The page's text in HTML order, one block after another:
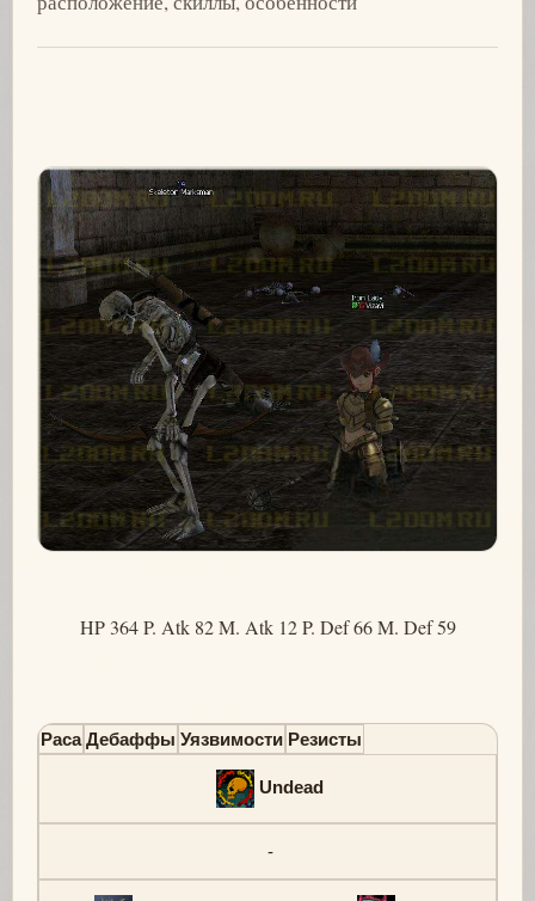
HP 364 P. Atk 82 M. Atk 12 P. Def 66 M. Def 59
Раса Дебаффы Уязвимости Резисты
Undead
-